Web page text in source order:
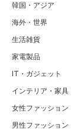
韓国・アジア
海外・世界
生活雑貨
家電製品
IT・ガジェット
インテリア・家具
女性ファッション
男性ファッション